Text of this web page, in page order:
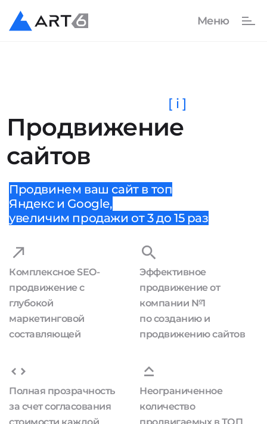
Продвижение
сайтов
[ i ]
Продвинем ваш сайт в топ
Яндекс и Google,
увеличим продажи от 3 до 15 раз
Комплексное SEO-
продвижение с
глубокой
маркетинговой
составляющей
Эффективное
продвижение от
компании №1
по созданию и
продвижению сайтов
Полная прозрачность
за счет согласования
Неограниченное
количество